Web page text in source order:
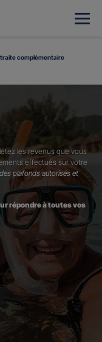
complémentaire
les revenus que vous
effectués sur votre
plafonds autorisés et
répondre à toutes vos